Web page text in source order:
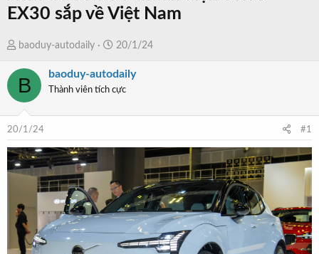
EX30 sắp về Việt Nam
T
r
e
d
t
a
t
e
baoduy-autodaily
N
à
y
u
20/1/24
B baoduy-autodaily
Thành viên tích cực
20/1/24 #1